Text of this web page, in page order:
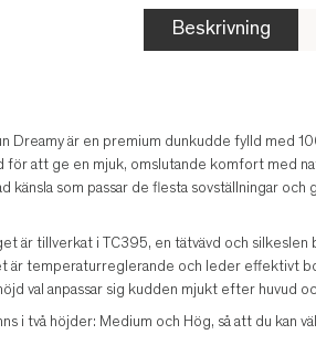
Beskrivning
Dreamy är en premium dunkudde fylld med
för att ge en mjuk, omslutande komfort med
känsla som passar de flesta sovställningar
är tillverkat i TC395, en tätvävd och silkeslen
är temperaturreglerande och leder effektivt
val anpassar sig kudden mjukt efter huvud
i två höjder: Medium och Hög, så att du kan